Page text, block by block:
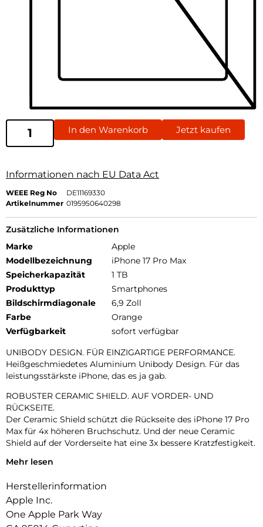
In den Warenkorb Jetzt kaufen
Informationen nach EU Data Act
WEEE Reg No
DE11169330
Artikelnummer 0195950640298
Zusätzliche Informationen
Marke
Apple
Modellbezeichnung
iPhone 17 Pro Max
Speicherkapazität
1 TB
Produkttyp
Smartphones
Bildschirmdiagonale
6,9 Zoll
Farbe
Orange
Verfügbarkeit
sofort verfügbar
UNIBODY DESIGN. FÜR EINZIGARTIGE PERFORMANCE.
Heißgeschmiedetes Aluminium Unibody Design. Für das
leistungsstärkste iPhone, das es ja gab.
ROBUSTER CERAMIC SHIELD. AUF VORDER- UND
RÜCKSEITE.
Der Ceramic Shield schützt die Rückseite des iPhone 17 Pro
Max für 4x höheren Bruchschutz. Und der neue Ceramic
Shield auf der Vorderseite hat eine 3x bessere Kratzfestigkeit.
DAS ULTIMATIVE PRO KAMERA-SYSTEM.
dem größten Zoombereich, den es je bei einem iPhone gab.
Das ist wie 8 Pro Objektive in deiner Hosentasche.
18MP CENTER STAGE FRONTKAMERA.
Mehr lesen
Herstellerinformation
Apple Inc.
One Apple Park Way